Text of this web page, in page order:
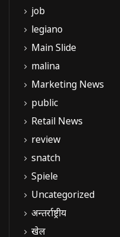
job
legiano
Main Slide
malina
Marketing News
public
Retail News
review
snatch
Spiele
Uncategorized
अन्तर्राष्ट्रीय
खेल